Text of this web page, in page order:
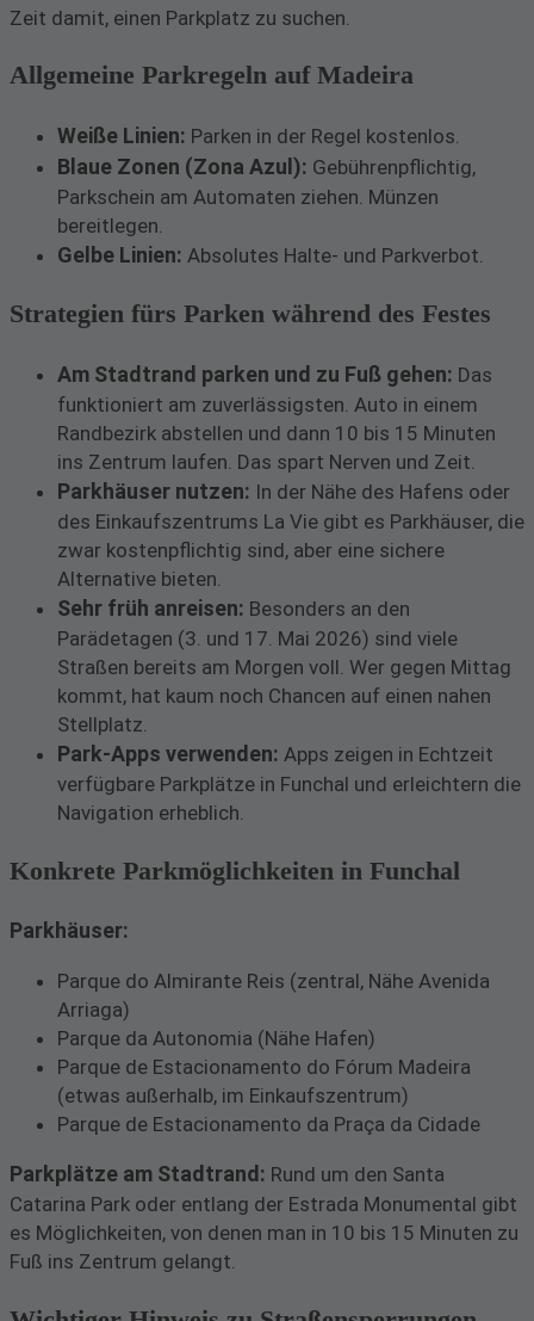
Zeit damit, einen Parkplatz zu suchen.
Allgemeine Parkregeln auf Madeira
Weiße Linien: Parken in der Regel kostenlos.
Blaue Zonen (Zona Azul): Gebührenpflichtig,
Parkschein am Automaten ziehen. Münzen
bereitlegen.
Gelbe Linien: Absolutes Halte- und Parkverbot.
Strategien fürs Parken während des Festes
Am Stadtrand parken und zu Fuß gehen: Das
funktioniert am zuverlässigsten. Auto in einem
Randbezirk abstellen und dann 10 bis 15 Minuten
ins Zentrum laufen. Das spart Nerven und Zeit.
Parkhäuser nutzen: In der Nähe des Hafens oder
des Einkaufszentrums La Vie gibt es Parkhäuser, die
zwar kostenpflichtig sind, aber eine sichere
Alternative bieten.
Sehr früh anreisen: Besonders an den
Parädetagen (3. und 17. Mai 2026) sind viele
Straßen bereits am Morgen voll. Wer gegen Mittag
kommt, hat kaum noch Chancen auf einen nahen
Stellplatz.
Park-Apps verwenden: Apps zeigen in Echtzeit
verfügbare Parkplätze in Funchal und erleichtern die
Navigation erheblich.
Konkrete Parkmöglichkeiten in Funchal
Parkhäuser:
Parque do Almirante Reis (zentral, Nähe Avenida
Arriaga)
Parque da Autonomia (Nähe Hafen)
Parque de Estacionamento do Fórum Madeira
(etwas außerhalb, im Einkaufszentrum)
Parque de Estacionamento da Praça da Cidade
Parkplätze am Stadtrand: Rund um den Santa
Catarina Park oder entlang der Estrada Monumental gibt
es Möglichkeiten, von denen man in 10 bis 15 Minuten zu
Fuß ins Zentrum gelangt.